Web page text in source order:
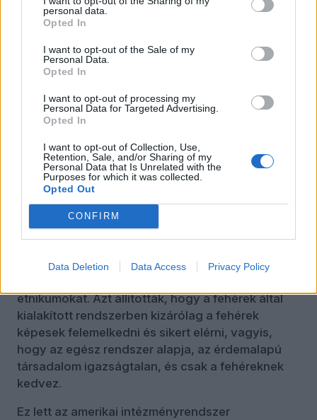
personal data.
Opted In
I want to opt-out of the Sale of my
Personal Data.
Opted In
I want to opt-out of processing my
Personal Data for Targeted Advertising.
Opted In
I want to opt-out of Collection, Use,
Retention, Sale, and/or Sharing of my
Personal Data that Is Unrelated with the
Purposes for which it was collected.
Opted Out
CONFIRM
Data Deletion Data Access Privacy Policy
százalék a fekete és 9 százalék a latinó, vagyis
összesen 21 százalékot tett ki az utóbbi két
népcsoport szavazóinak aránya. Trump első
megválasztásakor, 2016-ban 70-re csökkent a
százalék körül alakult,Biden 2020-as
győzelmekor
pedig a 67 százalék fehér mellett
Ami pedig azt illeti, a feketék és latinók teljesen
egyértelműen más politikai elvárásokat
támasztanak a politikusok felé. Ebben komoly
felelőssége van a woke ideológiának, amely a
hagyományos értékrendet az elnyomás, nem
tekinteni, vagyis nem annak átvételére, hanem az
etnikumokat. Azt állították, hogy a fehérek által
kialakított rendszerben kizárólag a fehérek
képesek felemelkedni és sikert elérni, vagyis,
hogy az egész rendszer alapja, az érdemalapú
társadalom igazságtalan, és csak a fehéreknek
kedvez.
Ez lett az amerikai intézményrendszer